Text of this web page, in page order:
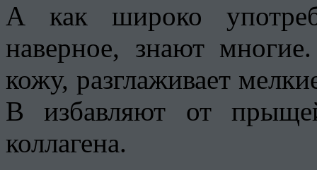
А как широко
наверное, знают
кожу, разглаживает
В избавляют от
коллагена.